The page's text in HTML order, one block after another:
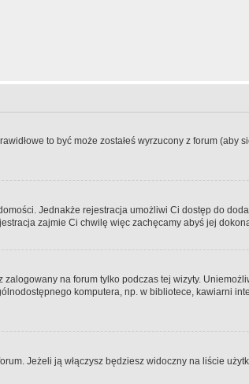
to być może zostałeś wyrzucony z forum
Jednakże rejestracja umożliwi Ci dostęp do
zajmie Ci chwilę więc zachęcamy abyś jej
na forum tylko podczas tej wizyty.
komputera, np. w bibliotece, kawiarni
Jeżeli ją włączysz będziesz widoczny na liście